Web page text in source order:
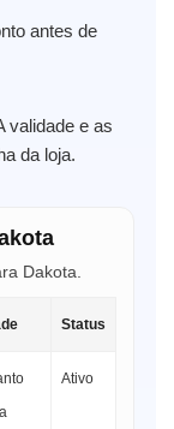
antes de
validade e as
da loja.
Dakota.
Status
Ativo